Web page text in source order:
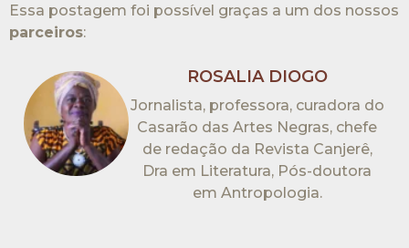
Essa postagem foi possível graças a um dos nossos
parceiros:​
ROSALIA DIOGO
Jornalista, professora, curadora do
Casarão das Artes Negras, chefe
de redação da Revista Canjerê,
Dra em Literatura, Pós-doutora
em Antropologia.